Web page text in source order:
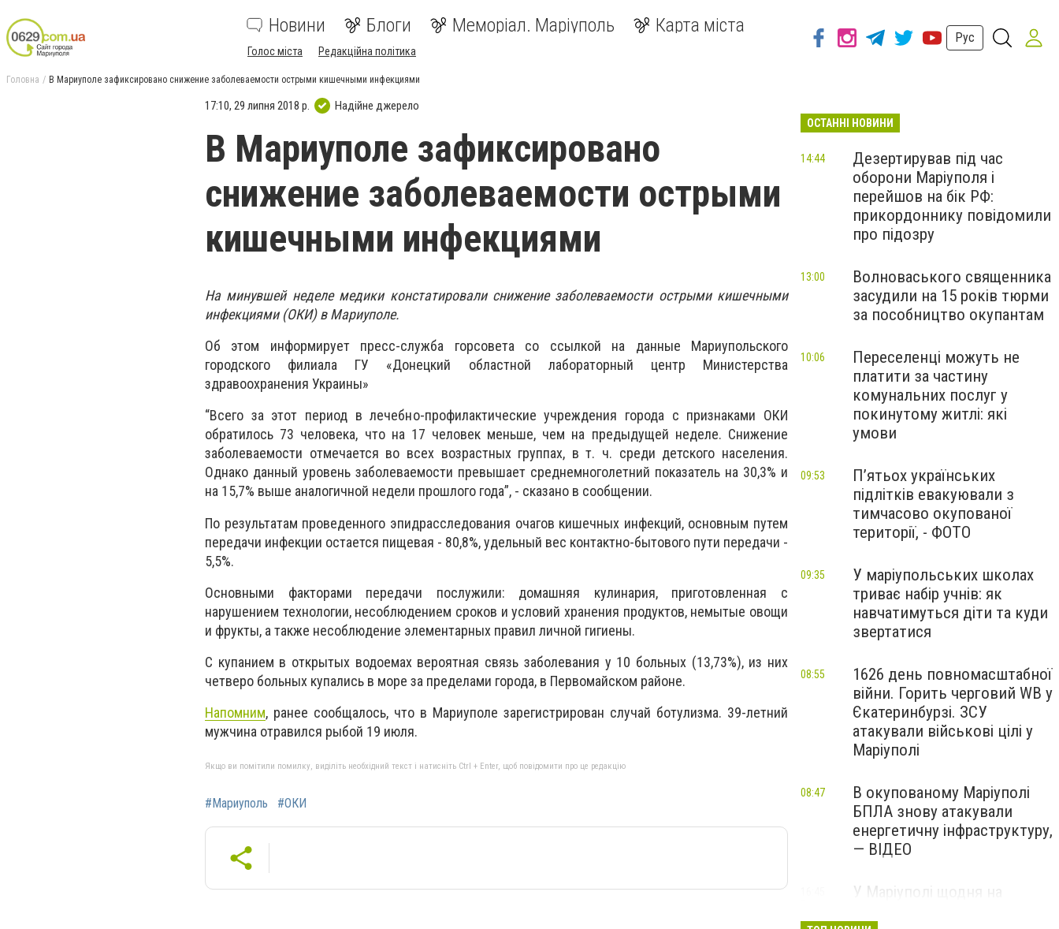
Новини Блоги Меморіал. Маріуполь Карта міста
Голос міста Редакційна політика
Рус
Головна В Мариуполе зафиксировано снижение заболеваемости острыми кишечными инфекциями
17:10, 29 липня 2018 р. Надійне джерело
В Мариуполе зафиксировано
снижение заболеваемости острыми
кишечными инфекциями
На минувшей неделе медики констатировали снижение заболеваемости острыми кишечными
инфекциями (ОКИ) в Мариуполе.
Об этом информирует пресс-служба горсовета со ссылкой на данные Мариупольского
городского филиала ГУ «Донецкий областной лабораторный центр Министерства
здравоохранения Украины»
“Всего за этот период в лечебно-профилактические учреждения города с признаками ОКИ
обратилось 73 человека, что на 17 человек меньше, чем на предыдущей неделе. Снижение
заболеваемости отмечается во всех возрастных группах, в т. ч. среди детского населения.
Однако данный уровень заболеваемости превышает среднемноголетний показатель на 30,3% и
на 15,7% выше аналогичной недели прошлого года”, - сказано в сообщении.
По результатам проведенного эпидрасследования очагов кишечных инфекций, основным путем
передачи инфекции остается пищевая - 80,8%, удельный вес контактно-бытового пути передачи -
5,5%.
Основными факторами передачи послужили: домашняя кулинария, приготовленная с
нарушением технологии, несоблюдением сроков и условий хранения продуктов, немытые овощи
и фрукты, а также несоблюдение элементарных правил личной гигиены.
С купанием в открытых водоемах вероятная связь заболевания у 10 больных (13,73%), из них
четверо больных купались в море за пределами города, в Первомайском районе.
Напомним, ранее сообщалось, что в Мариуполе зарегистрирован случай ботулизма. 39-летний
мужчина отравился рыбой 19 июля.
Якщо ви помітили помилку, виділіть необхідний текст і натисніть Ctrl + Enter, щоб повідомити про це редакцію
#Мариуполь #ОКИ
ОСТАННІ НОВИНИ
Дезертирував під час
оборони Маріуполя і
перейшов на бік РФ:
прикордоннику повідомили
про підозру
14:44
Волноваського священника
засудили на 15 років тюрми
за пособництво окупантам
13:00
Переселенці можуть не
платити за частину
комунальних послуг у
покинутому житлі: які
умови
10:06
П’ятьох українських
підлітків евакуювали з
тимчасово окупованої
території, - ФОТО
09:53
У маріупольських школах
триває набір учнів: як
навчатимуться діти та куди
звертатися
09:35
1626 день повномасштабної
війни. Горить черговий WB у
Єкатеринбурзі. ЗСУ
атакували військові цілі у
Маріуполі
08:55
В окупованому Маріуполі
БПЛА знову атакували
енергетичну інфраструктуру,
— ВІДЕО
08:47
У Маріуполі щодня на